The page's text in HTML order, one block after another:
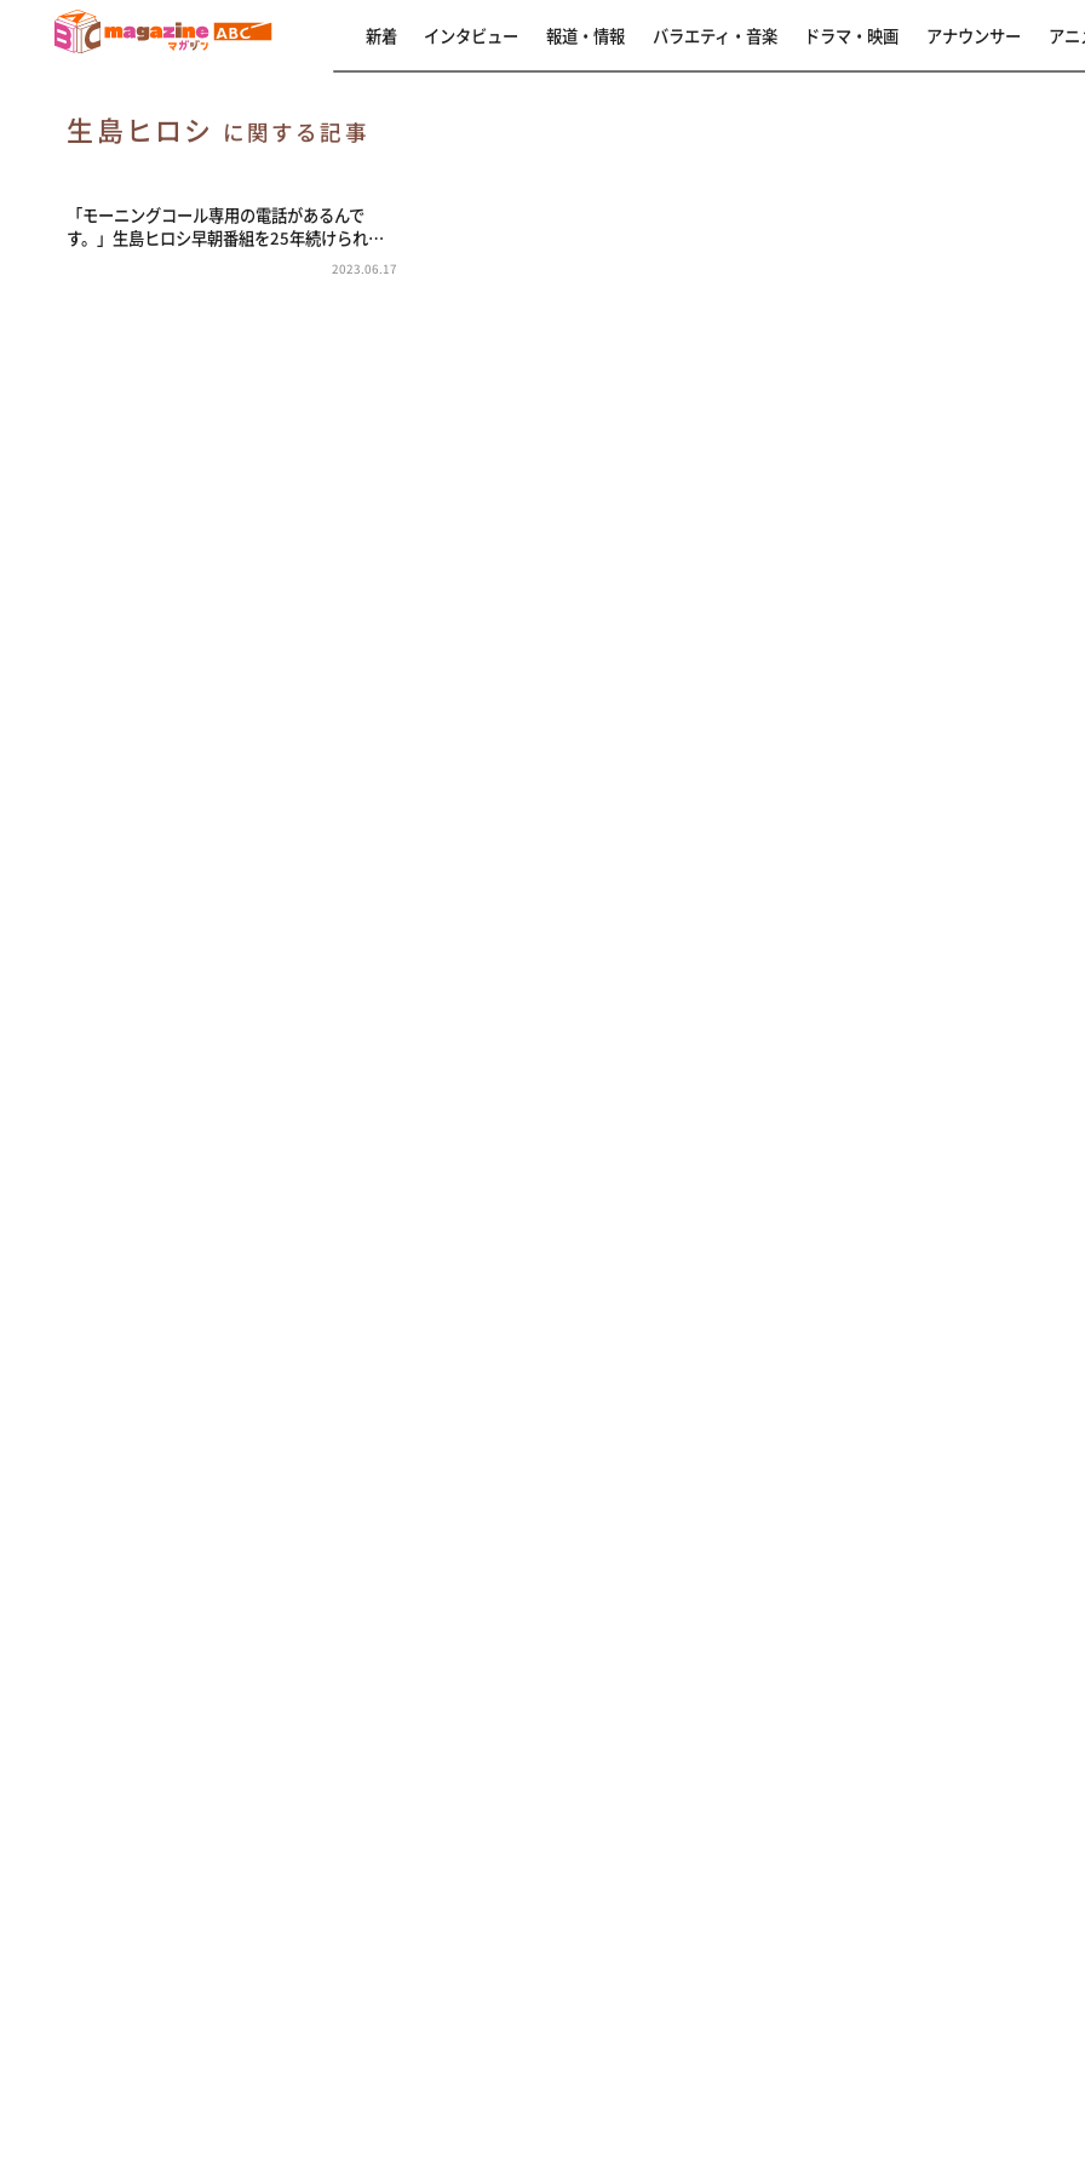
新着 インタビュー 報道・情報 バラエティ・音楽 ドラマ・映画 アナウンサー アニ
生島ヒロシ に関する記事
「モーニングコール専用の電話があるんで
す。」生島ヒロシ早朝番組を25年続けられ…
2023.06.17